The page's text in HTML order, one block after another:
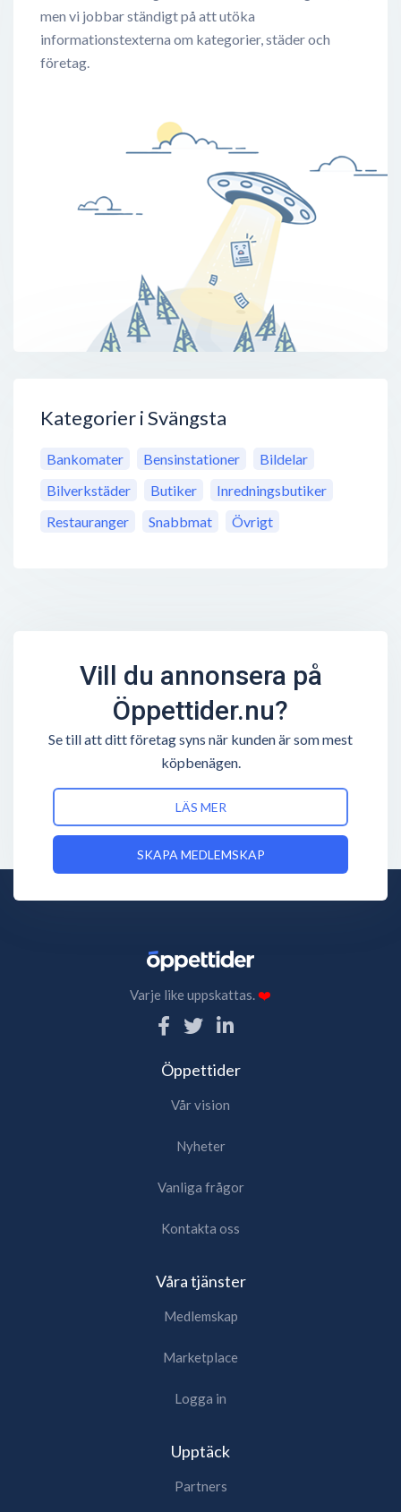
men vi jobbar ständigt på att utöka
informationstexterna om kategorier, städer och
företag.
Kategorier i Svängsta
Bankomater Bensinstationer
Bildelar
Bilverkstäder
Butiker
Inredningsbutiker
Restauranger
Snabbmat Övrigt
Vill du annonsera på
Öppettider.nu?
Se till att ditt företag syns när kunden är som mest
köpbenägen.
LÄS MER
SKAPA MEDLEMSKAP
Varje like uppskattas.❤️
Öppettider
Vår vision
Nyheter
Vanliga frågor
Kontakta oss
Våra tjänster
Medlemskap
Marketplace
Logga in
Upptäck
Partners